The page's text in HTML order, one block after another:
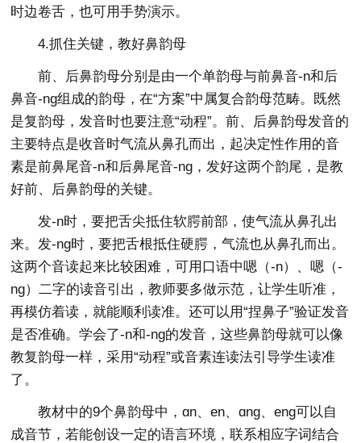
时边卷舌，也可用手势演示。
4.抓住关键，教好鼻韵母
前、后鼻韵母分别是由一个单韵母与前鼻音-n和后
鼻音-nɡ组成的韵母，在“方案”中属复合韵母范畴。既然
是复韵母，发音时也要注意“动程”。前、后鼻韵母发音的
主要特点是收音时气流从鼻孔而出，起决定性作用的音
素是前鼻尾音-n和后鼻尾音-nɡ，发好这两个韵尾，是教
好前、后鼻韵母的关键。
发-n时，要把舌尖抵住软腭前部，使气流从鼻孔出
来。发-nɡ时，要把舌根抵住硬腭，气流也从鼻孔而出。
这两个音读起来比较困难，可用口语中嗯（-n）、嗯（-
nɡ）二字的读音引出，教师要多做示范，让学生听准，
再模仿着读，就能顺利读准。还可以用“捏鼻子”验证发音
是否准确。学会了-n和-nɡ的发音，这些鼻韵母就可以像
教复韵母一样，采用“动程”或音素连读法引导学生读准
了。
教材中的9个鼻韵母中，ɑn、en、ɑnɡ、enɡ可以自
成音节，若能创设一定的语言环境，联系相应字词结合